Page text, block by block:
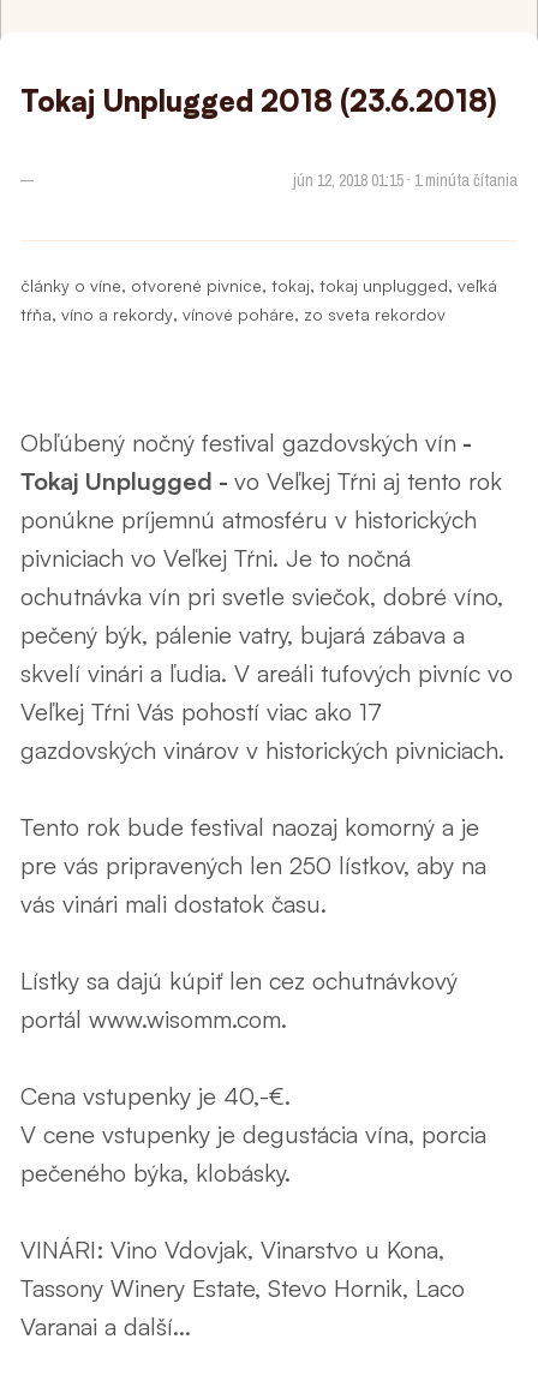
Tokaj Unplugged 2018 (23.6.2018)
— jún 12, 2018 01:15 · 1 minúta čítania
články o víne, otvorené pivnice, tokaj, tokaj unplugged, veľká
tŕňa, víno a rekordy, vínové poháre, zo sveta rekordov
Obľúbený nočný festival gazdovských vín -
Tokaj Unplugged - vo Veľkej Tŕni aj tento rok
ponúkne príjemnú atmosféru v historických
pivniciach vo Veľkej Tŕni. Je to nočná
ochutnávka vín pri svetle sviečok, dobré víno,
pečený býk, pálenie vatry, bujará zábava a
skvelí vinári a ľudia. V areáli tufových pivníc vo
Veľkej Tŕni Vás pohostí viac ako 17
gazdovských vinárov v historických pivniciach.
Tento rok bude festival naozaj komorný a je
pre vás pripravených len 250 lístkov, aby na
vás vinári mali dostatok času.
Lístky sa dajú kúpiť len cez ochutnávkový
portál www.wisomm.com.
Cena vstupenky je 40,-€.
V cene vstupenky je degustácia vína, porcia
pečeného býka, klobásky.
VINÁRI: Vino Vdovjak, Vinarstvo u Kona,
Tassony Winery Estate, Stevo Hornik, Laco
Varanai a další...